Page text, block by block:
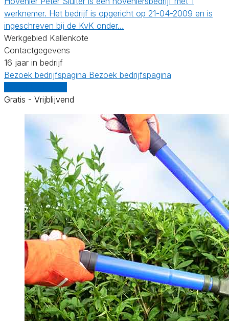
werknemer. Het bedrijf is opgericht op 21-04-2009 en is
ingeschreven bij de KvK onder…
Werkgebied Kallenkote
Contactgegevens
16 jaar in bedrijf
Bezoek bedrijfspagina Bezoek bedrijfspagina
Gratis - Vrijblijvend